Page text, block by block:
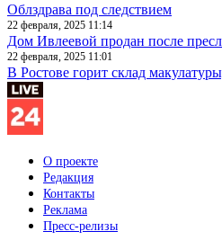
Облздрава под следствием
22 февраля, 2025 11:14
Дом Ивлеевой продан после
22 февраля, 2025 11:01
В Ростове горит склад
О проекте
Редакция
Контакты
Реклама
Пресс-релизы